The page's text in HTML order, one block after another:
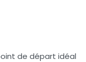
de départ idéal